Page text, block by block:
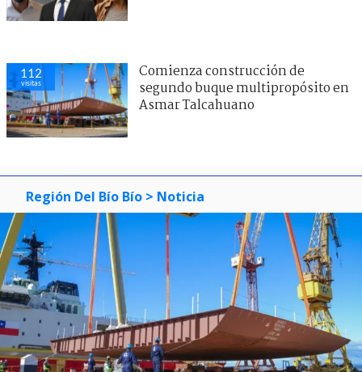
112
visitas
Comienza construcción de
segundo buque multipropósito en
Asmar Talcahuano
Región Del Bío Bío > Noticia